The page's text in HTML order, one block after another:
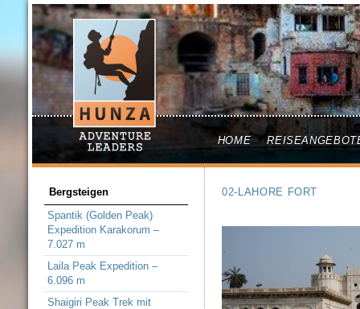
HOME
Bergsteigen
Spantik (Golden Peak)
Expedition Karakorum –
7.027 m
Laila Peak Expedition –
6.096 m
Shaigiri Peak Trek mit
02-LAHORE FORT